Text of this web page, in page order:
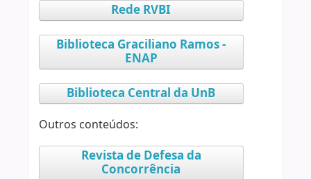
Rede RVBI
Biblioteca Graciliano Ramos -
ENAP
Biblioteca Central da UnB
Outros conteúdos:
Revista de Defesa da
Concorrência